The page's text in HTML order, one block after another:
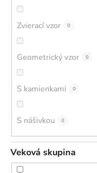
Zvierací vzor 0
Geometrický vzor 0
S kamienkami 0
S nášivkou 0
Veková skupina